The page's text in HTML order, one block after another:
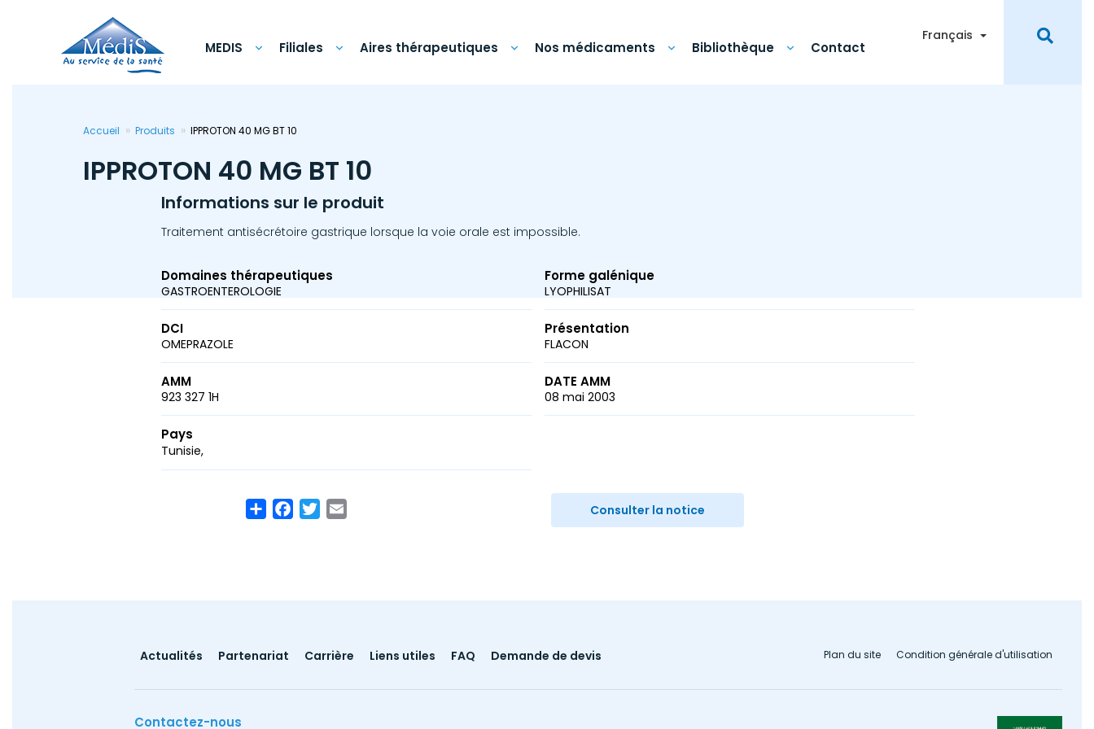
MEDIS Filiales Aires thérapeutiques Nos médicaments Bibliothèque Contact
Français Toggle Dropdown
Accueil Produits IPPROTON 40 MG BT 10
IPPROTON 40 MG BT 10
Informations sur le produit
Traitement antisécrétoire gastrique lorsque la voie orale est impossible.
Domaines thérapeutiques
GASTROENTEROLOGIE
Forme galénique
LYOPHILISAT
DCI
OMEPRAZOLE
Présentation
FLACON
AMM
923 327 1H
DATE AMM
08 mai 2003
Pays
Tunisie
ShareFacebook
Twitter Consulter la notice
Footer
Actualités Partenariat Carrière Liens utiles FAQ Demande de devis Condition générale d'utilisation
Plan du site
Contactez-nous